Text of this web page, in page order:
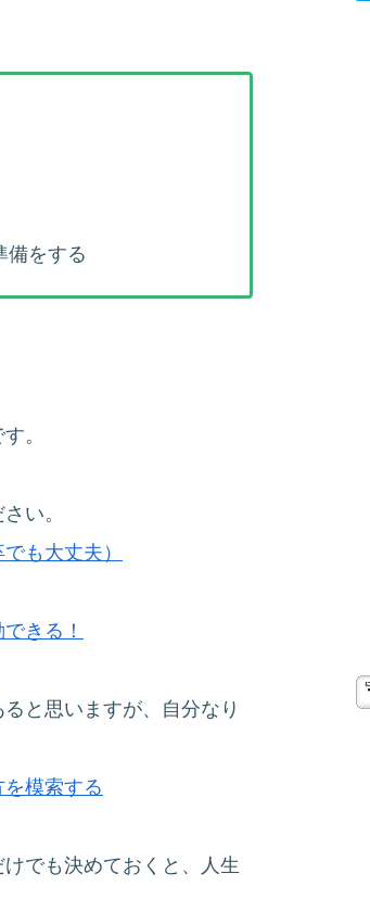
備をする
。
い。
も大丈夫）
きる！
と思いますが、自分なり
模索する
でも決めておくと、人生